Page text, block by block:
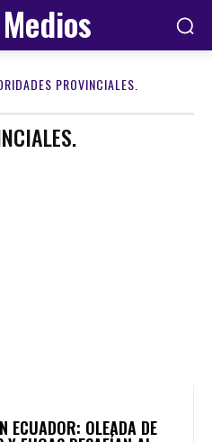
PROVINCIALES.
ECUADOR: OLEADA DE